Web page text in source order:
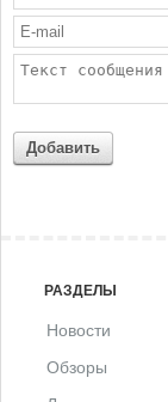
Добавить
РАЗДЕЛЫ
Новости
Обзоры